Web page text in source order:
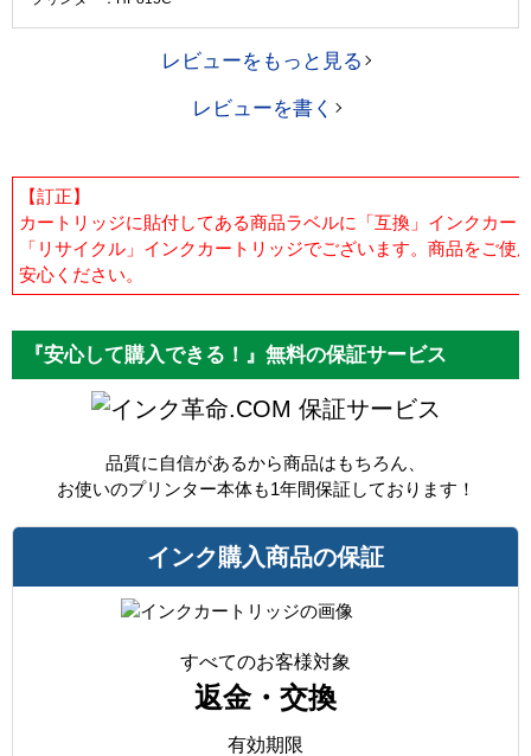
レビューをもっと見る
レビューを書く
【訂正】
カートリッジに貼付してある商品ラベルに「互換」インクカー
「リサイクル」インクカートリッジでございます。商品をご
安心ください。
『安心して購入できる！』無料の保証サービス
保証サービス
品質に自信があるから商品はもちろん、
お使いのプリンター本体も1年間保証しております！
インク購入商品の保証
すべてのお客様対象
返金・交換
有効期限